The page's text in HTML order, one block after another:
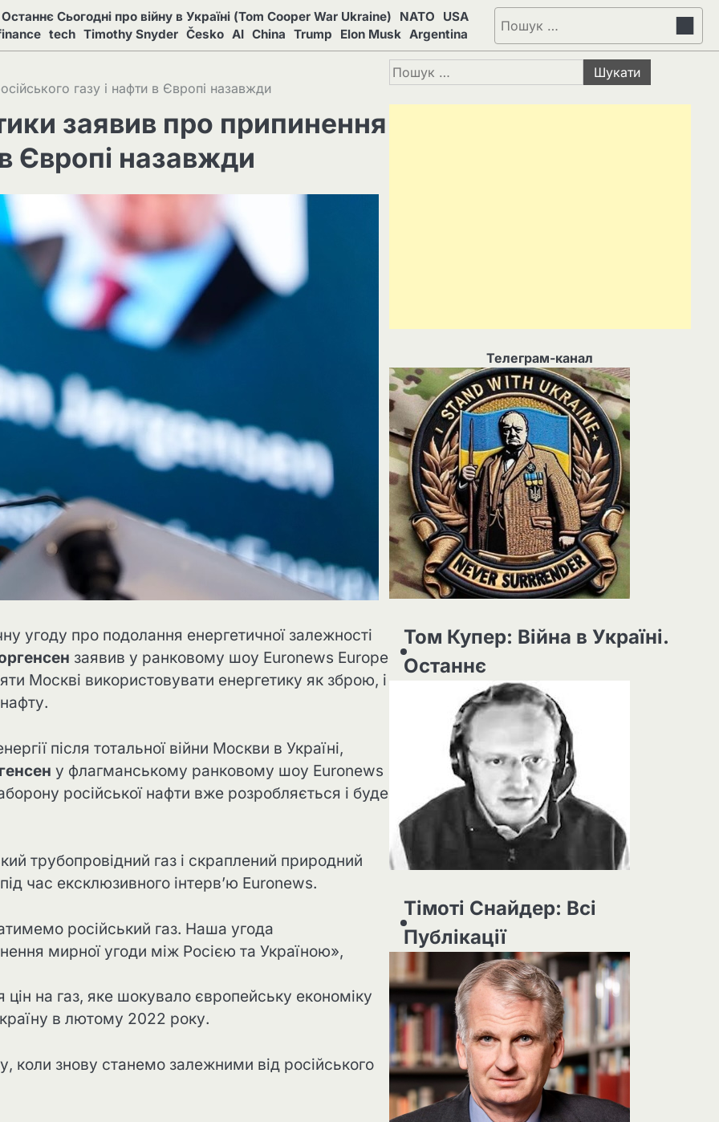
Сьогодні про війну в Україні (Tom Cooper War Ukraine) NATO
USA
tech Timothy Snyder Česko AI China Trump Elon Musk Argentina
Пошук:
газу і нафти в Європі назавжди
заявив про припинення
Європі назавжди
угоду про подолання енергетичної залежності
заявив у ранковому шоу Euronews Europe
Москві використовувати енергетику як зброю, і
після тотальної війни Москви в Україні,
у флагманському ранковому шоу Euronews
російської нафти вже розробляється і буде
трубопровідний газ і скраплений природний
час ексклюзивного інтерв’ю Euronews.
російський газ. Наша угода
мирної угоди між Росією та Україною»,
на газ, яке шокувало європейську економіку
в лютому 2022 року.
коли знову станемо залежними від російського
Пошук:
Телеграм-канал
Том Купер: Війна в Україні.
Останнє
Тімоті Снайдер: Всі
Публікації